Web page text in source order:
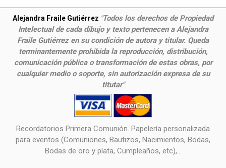
Alejandra Fraile Gutiérrez "Todos los derechos de Propiedad
Intelectual de cada dibujo y texto pertenecen a Alejandra
Fraile Gutiérrez en su condición de autora y titular. Queda
terminantemente prohibida la reproducción, distribución,
comunicación pública o transformación de estas obras, por
cualquier medio o soporte, sin autorización expresa de su
titutar"
Recordatorios Primera Comunión. Papelería personalizada
para eventos (Comuniones, Bautizos, Nacimientos, Bodas,
Bodas de oro y plata, Cumpleaños, etc),...